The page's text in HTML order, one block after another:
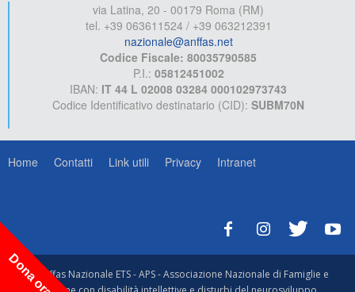
via Latina, 20 - 00179 Roma (RM)
tel. +39 063611524 / +39 063212391
nazionale@anffas.net
Codice Fiscale: 80035790585
P.I.: 05812451002
IBAN: IT 44 L 02008 03284 000102973743
Codice Identificativo destinatario (CID): SUBM70N
Home Contatti Link utili Privacy Intranet
© Anffas Nazionale ETS - APS - Associazione Nazionale di Famiglie e
Dona ora!